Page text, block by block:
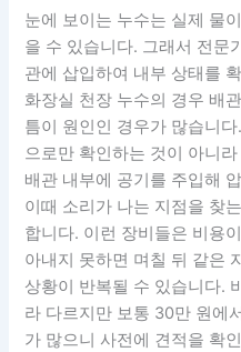
눈에 보이는 누수는 실제 물
을 수 있습니다. 그래서 전문
관에 삽입하여 내부 상태를
화장실 천장 누수의 경우 배
틈이 원인인 경우가 많습니
으로만 확인하는 것이 아니
배관 내부에 공기를 주입해
이때 소리가 나는 지점을 찾
합니다. 이런 장비들은 비용
아내지 못하면 며칠 뒤 같은
상황이 반복될 수 있습니다.
라 다르지만 보통 30만 원에
가 많으니 사전에 견적을 확